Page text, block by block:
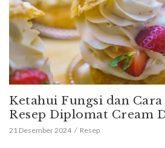
Ketahui Fungsi dan
Resep Diplomat Cream
21 Desember 2024 Resep